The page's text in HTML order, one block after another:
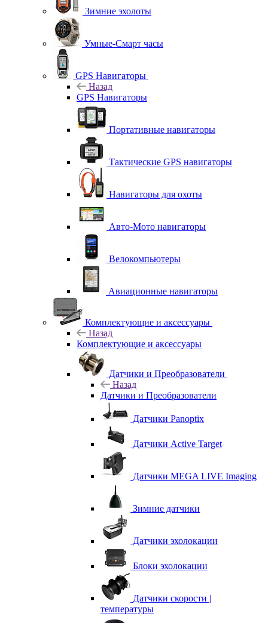
Зимние эхолоты
Умные-Смарт часы
GPS Навигаторы
Назад
GPS Навигаторы
Портативные навигаторы
Тактические GPS навигаторы
Навигаторы для охоты
Авто-Мото навигаторы
Велокомпьютеры
Авиационные навигаторы
Комплектующие и аксессуары
Назад
Комплектующие и аксессуары
Датчики и Преобразователи
Назад
Датчики и Преобразователи
Датчики Panoptix
Датчики Active Target
Датчики MEGA LIVE Imaging
Зимние датчики
Датчики эхолокации
Блоки эхолокации
Датчики скорости |
температуры